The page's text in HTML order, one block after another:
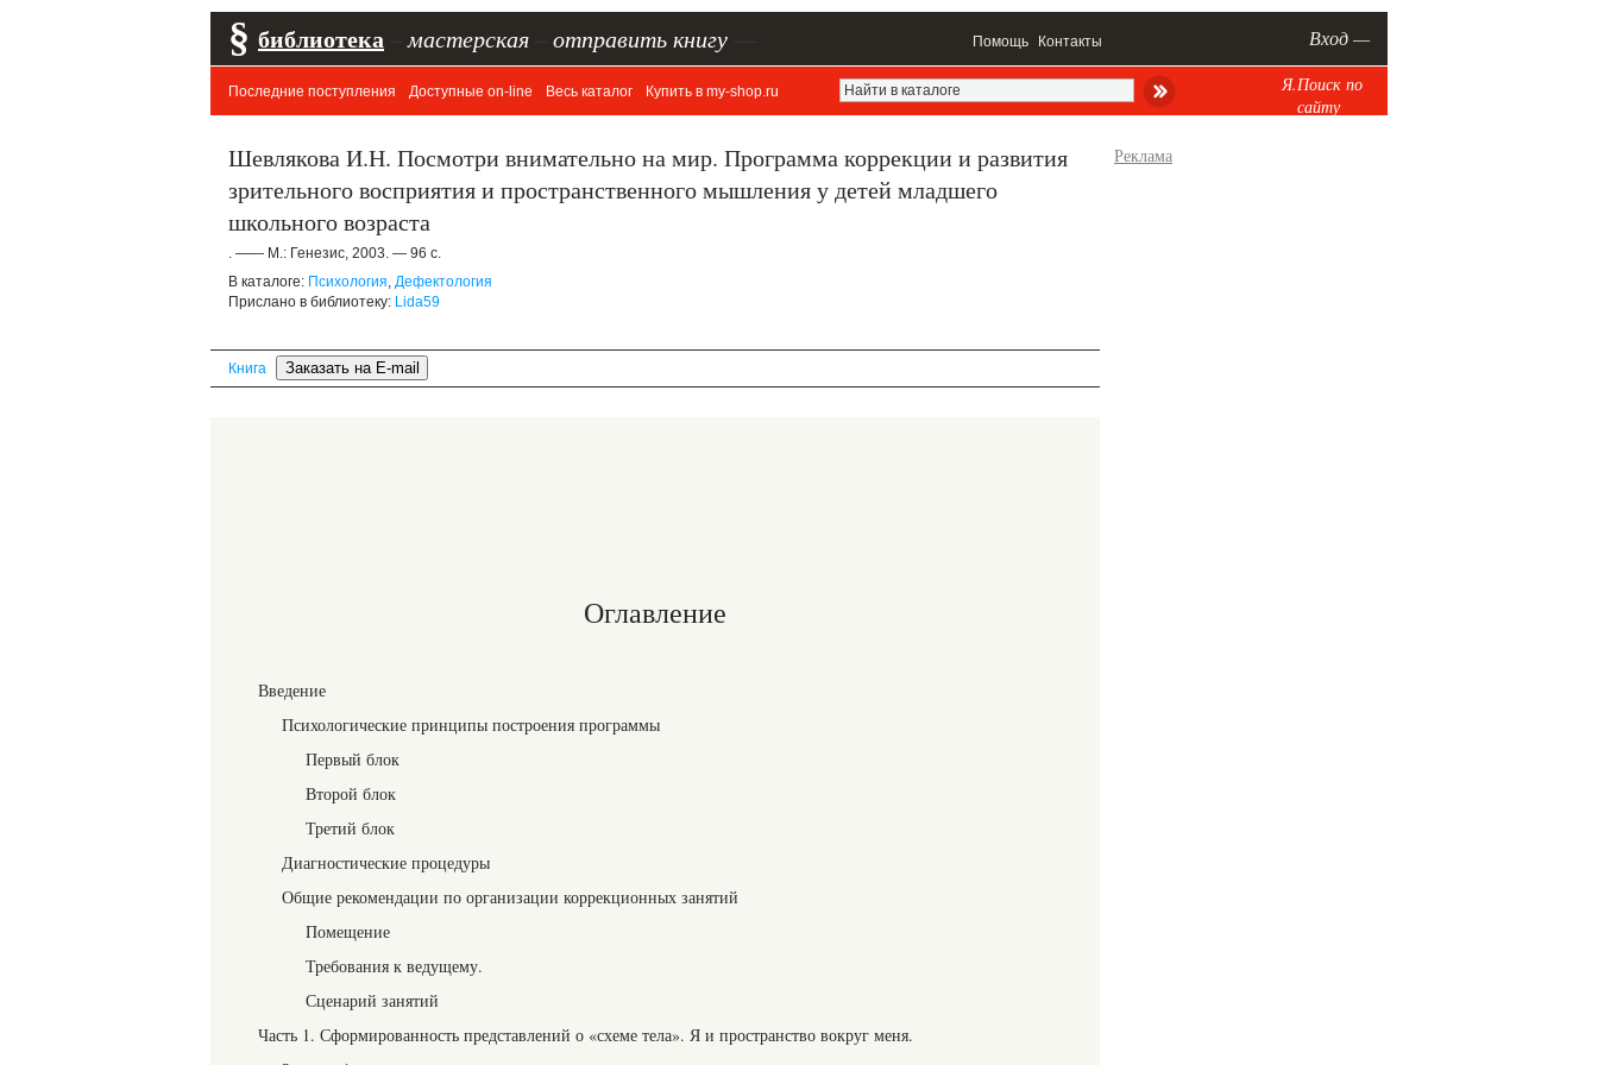
§ библиотека мастерская отправить книгу Помощь Контакты Вход —
Последние поступления Доступные on-line Весь каталог Купить в my-shop.ru
Я.Поиск по
сайту
Шевлякова И.Н. Посмотри внимательно на мир. Программа коррекции и развития
зрительного восприятия и пространственного мышления у детей младшего
школьного возраста
. —— М.: Генезис, 2003. — 96 с.
В каталоге: Психология, Дефектология
Прислано в библиотеку: Lida59
Книга
Оглавление
Введение
Психологические принципы построения программы
Первый блок
Второй блок
Третий блок
Диагностические процедуры
Общие рекомендации по организации коррекционных занятий
Помещение
Требования к ведущему.
Сценарий занятий
Часть 1. Сформированность представлений о «схеме тела». Я и пространство вокруг меня.
Реклама